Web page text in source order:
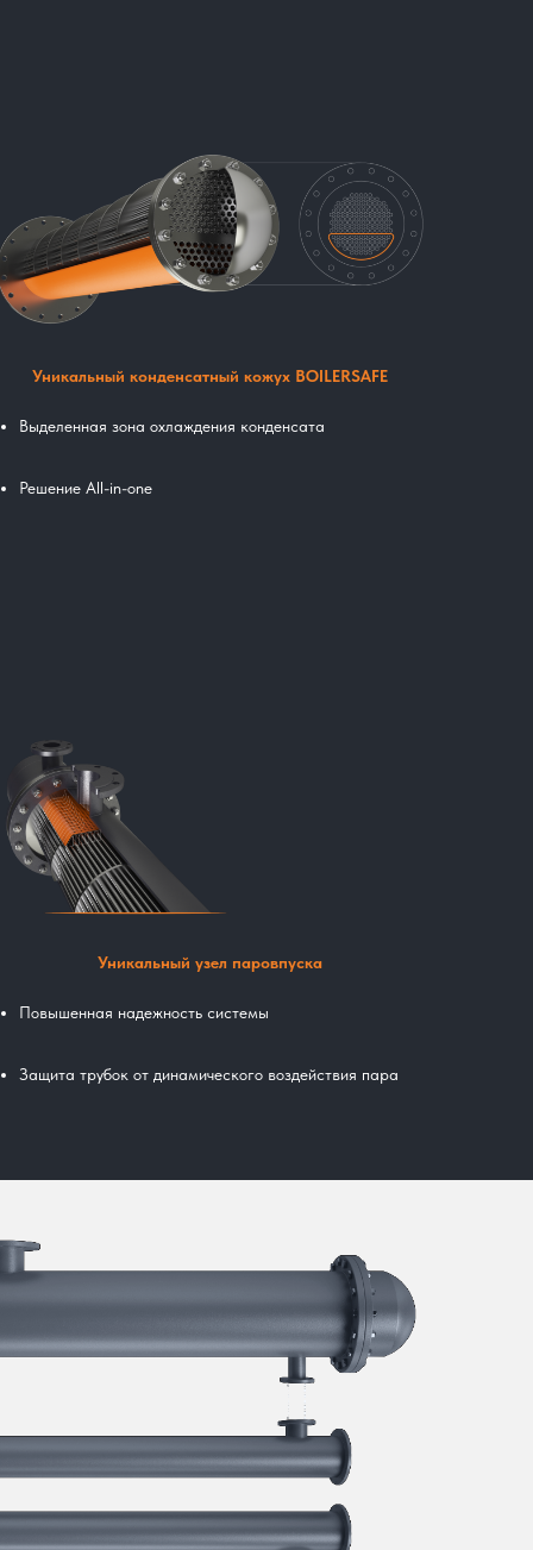
Уникальный конденсатный кожух BOILERSAFE
Выделенная зона охлаждения конденсата
Решение All-in-one
Уникальный узел паровпуска
Повышенная надежность системы
Защита трубок от динамического воздействия пара